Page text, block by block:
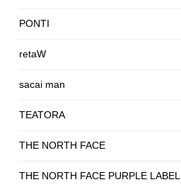
PONTI
retaW
sacai man
TEATORA
THE NORTH FACE
THE NORTH FACE PURPLE LABEL